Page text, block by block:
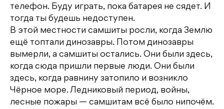
телефон. Буду играть, пока батарея не сядет. И
тогда ты будешь недоступен.
В этой местности самшиты росли, когда Землю
ещё топтали динозавры. Потом динозавры
вымерли, а самшиты остались. Они были здесь,
когда сюда пришли первые люди. Они были
здесь, когда равнину затопило и возникло
Чёрное море. Ледниковый период, войны,
лесные пожары — самшитам всё было нипочём.